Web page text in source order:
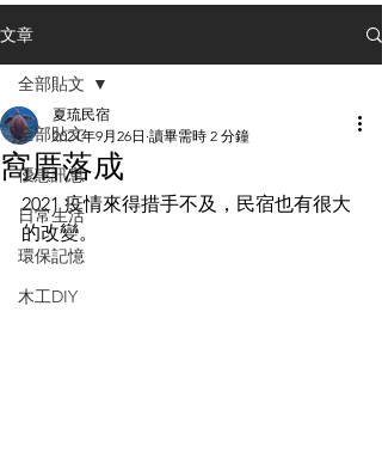
文章
全部貼文
優惠訊息
日常生活
環保記憶
木工DIY
全部貼文
窩厝落成
夏琉民宿
2021年9月26日 讀畢需時 2 分鐘
2021 疫情來得措手不及，民宿也有很大
的改變。